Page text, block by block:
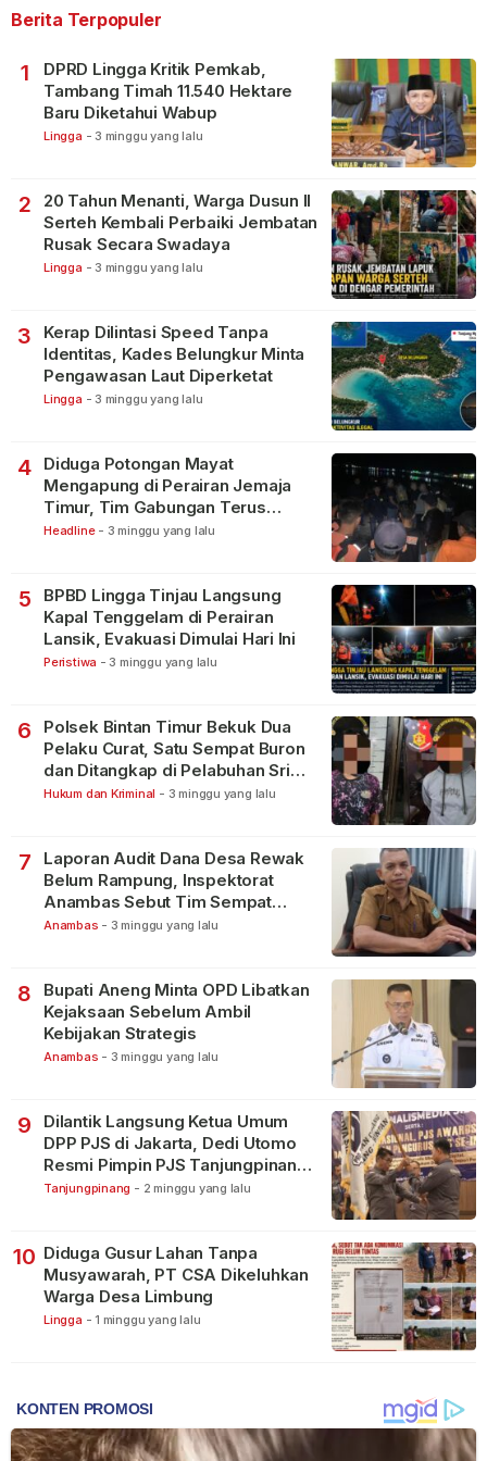
Berita Terpopuler
1
DPRD Lingga Kritik Pemkab,
Tambang Timah 11.540 Hektare
Baru Diketahui Wabup
Lingga - 3 minggu yang lalu
2
20 Tahun Menanti, Warga Dusun II
Serteh Kembali Perbaiki Jembatan
Rusak Secara Swadaya
Lingga - 3 minggu yang lalu
3
Kerap Dilintasi Speed Tanpa
Identitas, Kades Belungkur Minta
Pengawasan Laut Diperketat
Lingga - 3 minggu yang lalu
4
Diduga Potongan Mayat
Mengapung di Perairan Jemaja
Timur, Tim Gabungan Terus
Lakukan Pencarian
Headline - 3 minggu yang lalu
5
BPBD Lingga Tinjau Langsung
Kapal Tenggelam di Perairan
Lansik, Evakuasi Dimulai Hari Ini
Peristiwa - 3 minggu yang lalu
6
Polsek Bintan Timur Bekuk Dua
Pelaku Curat, Satu Sempat Buron
dan Ditangkap di Pelabuhan Sri
Bintan Pura
Hukum dan Kriminal - 3 minggu yang lalu
7
Laporan Audit Dana Desa Rewak
Belum Rampung, Inspektorat
Anambas Sebut Tim Sempat
Terbagi Tangani Kasus Lain
Anambas - 3 minggu yang lalu
8
Bupati Aneng Minta OPD Libatkan
Kejaksaan Sebelum Ambil
Kebijakan Strategis
Anambas - 3 minggu yang lalu
9
Dilantik Langsung Ketua Umum
DPP PJS di Jakarta, Dedi Utomo
Resmi Pimpin PJS Tanjungpinang-
Bintan
Tanjungpinang - 2 minggu yang lalu
10 Diduga Gusur Lahan Tanpa
Musyawarah, PT CSA Dikeluhkan
Warga Desa Limbung
Lingga - 1 minggu yang lalu